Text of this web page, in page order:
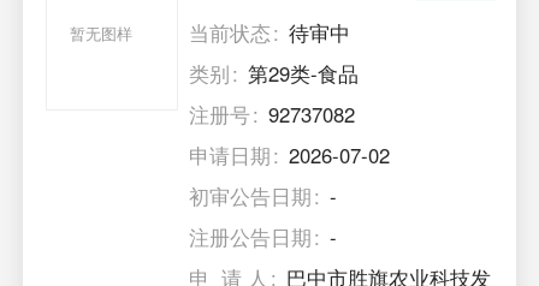
暂无图样 当前状态
待审中
类别
第29类-食品
注册号
92737082
申请日期
2026-07-02
初审公告日期
-
注册公告日期
-
申 请 人
巴中市胜旗农业科技发